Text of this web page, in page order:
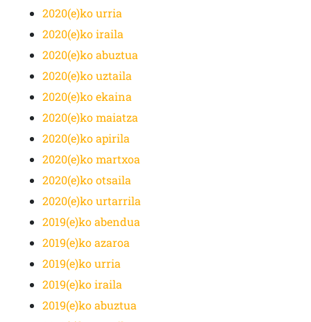
2020(e)ko urria
2020(e)ko iraila
2020(e)ko abuztua
2020(e)ko uztaila
2020(e)ko ekaina
2020(e)ko maiatza
2020(e)ko apirila
2020(e)ko martxoa
2020(e)ko otsaila
2020(e)ko urtarrila
2019(e)ko abendua
2019(e)ko azaroa
2019(e)ko urria
2019(e)ko iraila
2019(e)ko abuztua